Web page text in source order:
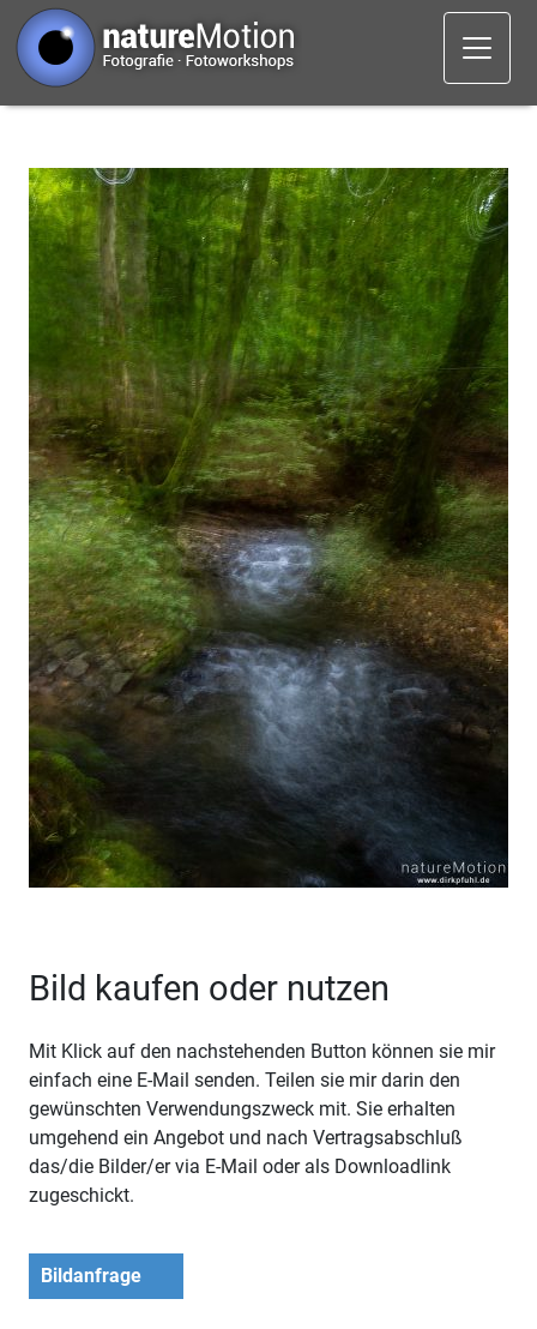
Bild kaufen oder nutzen
Mit Klick auf den nachstehenden Button können sie mir
einfach eine E-Mail senden. Teilen sie mir darin den
gewünschten Verwendungszweck mit. Sie erhalten
umgehend ein Angebot und nach Vertragsabschluß
das/die Bilder/er via E-Mail oder als Downloadlink
zugeschickt.
Bildanfrage